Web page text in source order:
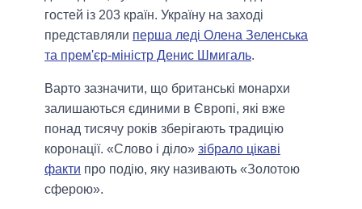
гостей із 203 країн. Україну на заході
представляли перша леді Олена Зеленська
та прем'єр-міністр Денис Шмигаль.
Варто зазначити, що британські монархи
залишаються єдиними в Європі, які вже
понад тисячу років зберігають традицію
коронації. «Слово і діло» зібрало цікаві
факти про подію, яку називають «Золотою
сферою».